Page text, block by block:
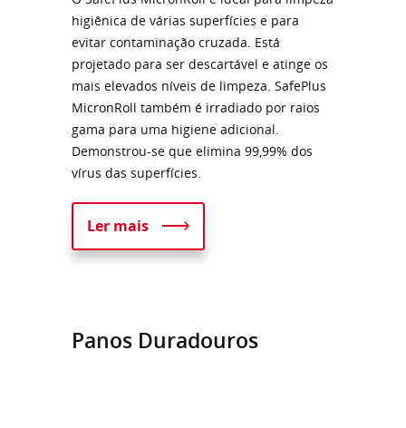
higiênica de várias superfícies e para
evitar contaminação cruzada. Está
projetado para ser descartável e atinge os
mais elevados níveis de limpeza. SafePlus
MicronRoll também é irradiado por raios
gama para uma higiene adicional.
Demonstrou-se que elimina 99,99% dos
vírus das superfícies.
Ler mais
Panos Duradouros